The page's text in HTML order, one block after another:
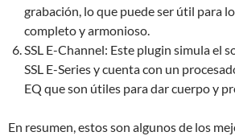
grabación, lo que puede ser útil para
completo y armonioso.
SSL E-Channel: Este plugin simula el
SSL E-Series y cuenta con un
EQ que son útiles para dar cuerpo y
En resumen, estos son algunos de los